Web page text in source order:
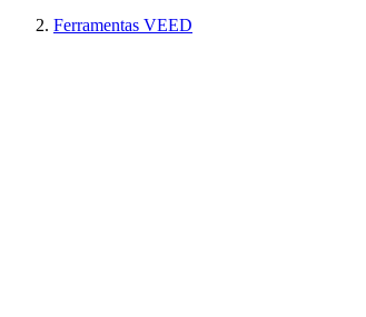
Ferramentas VEED